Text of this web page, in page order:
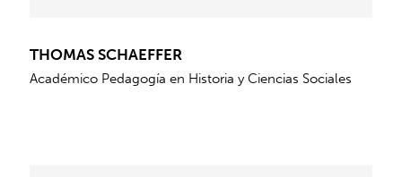
THOMAS SCHAEFFER
Académico Pedagogía en Historia y Ciencias Sociales